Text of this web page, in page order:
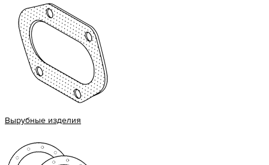
Вырубные изделия